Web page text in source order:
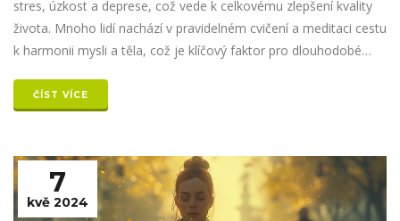
stres, úzkost a deprese, což vede k celkovému zlepšení kvality
života. Mnoho lidí nachází v pravidelném cvičení a meditaci cestu
k harmonii mysli a těla, což je klíčový faktor pro dlouhodobé
meditace ovlivňují naši psychiku.
ČÍST VÍCE
7
kvě 2024